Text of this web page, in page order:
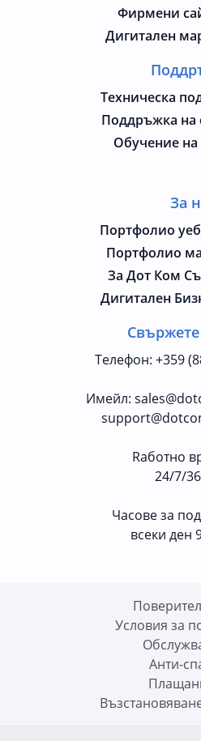
Фирмени
Дигитален
Техническа
Поддръжка на
Обучение на
За
Портфолио
Портфолио
За Дот Ком
Дигитален
Свържете
Телефон: +359
Имейл:
Rаботно
24/7/
Часове за
всеки ден
Условия за
Анти-